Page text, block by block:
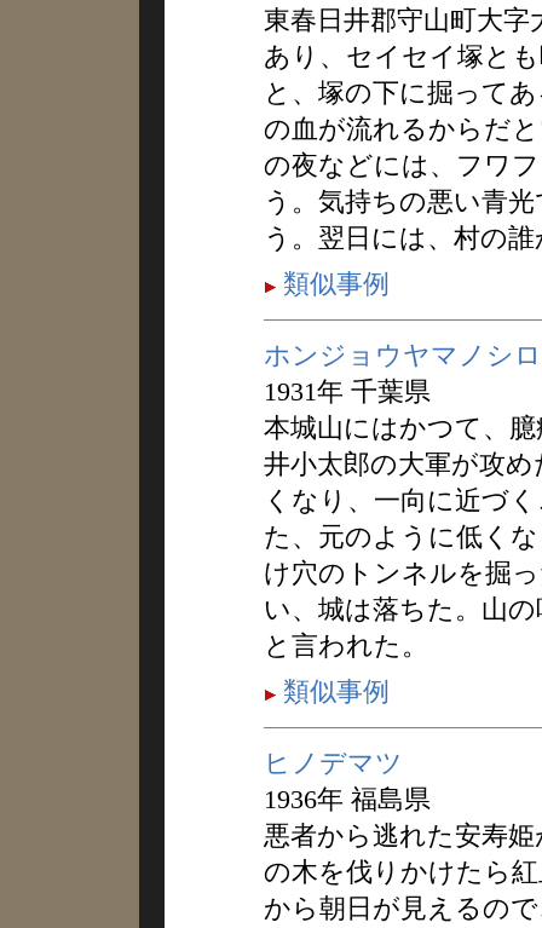
東春日井郡守山町大
あり、セイセイ塚と
と、塚の下に掘って
の血が流れるからだ
の夜などには、フワ
う。気持ちの悪い青
う。翌日には、村の
類似事例
ホンジョウヤマノシロ
1931年 千葉県
本城山にはかつて、
井小太郎の大軍が攻
くなり、一向に近づ
た、元のように低く
け穴のトンネルを掘
い、城は落ちた。山
と言われた。
類似事例
ヒノデマツ
1936年 福島県
悪者から逃れた安寿
の木を伐りかけたら
から朝日が見えるの